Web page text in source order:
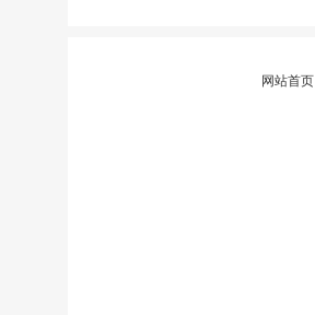
网站首页